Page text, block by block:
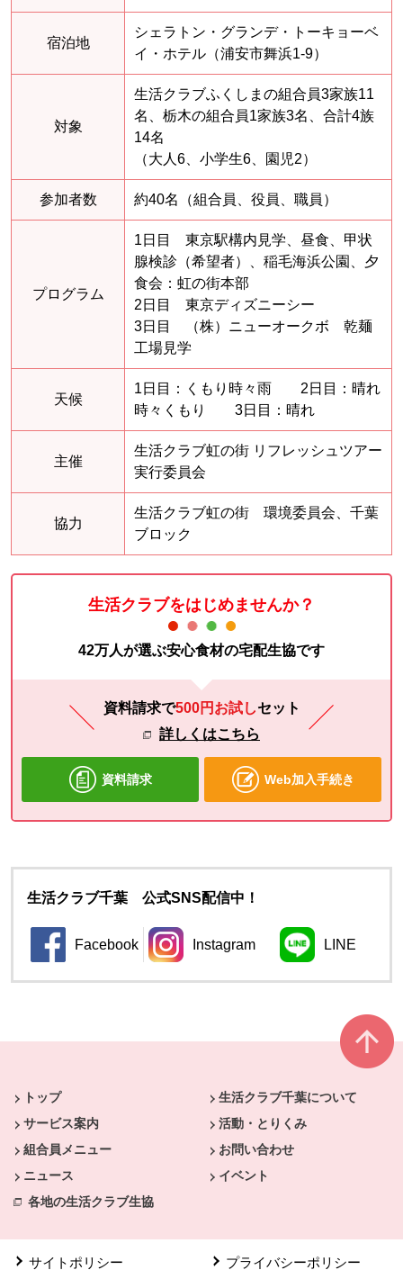
宿泊地
シェラトン・グランデ・トーキョーベ
イ・ホテル（浦安市舞浜1-9）
対象
生活クラブふくしまの組合員3家族11
名、栃木の組合員1家族3名、合計4族
14名
（大人6、小学生6、園児2）
参加者数 約40名（組合員、役員、職員）
プログラム
1日目 東京駅構内見学、昼食、甲状
腺検診（希望者）、稲毛海浜公園、夕
食会：虹の街本部
2日目 東京ディズニーシー
3日目 （株）ニューオークボ 乾麺
工場見学
天候
1日目：くもり時々雨 2日目：晴れ
時々くもり 3日目：晴れ
主催
生活クラブ虹の街 リフレッシュツアー
実行委員会
協力
生活クラブ虹の街 環境委員会、千葉
ブロック
生活クラブをはじめませんか？
42万人が選ぶ安心食材の宅配生協です
資料請求で500円お試しセット
詳しくはこちら
資料請求 Web加入手続き
生活クラブ千葉 公式SNS配信中！
Facebook
別のウィンドウで開きます。
Instagram
別のウィンドウで開きます。
LINE
別のウィン
トップ
生活クラブ千葉について
サービス案内
活動・とりくみ
組合員メニュー
お問い合わせ
ニュース
イベント
各地の生活クラブ生協
サイトポリシー プライバシーポリシー